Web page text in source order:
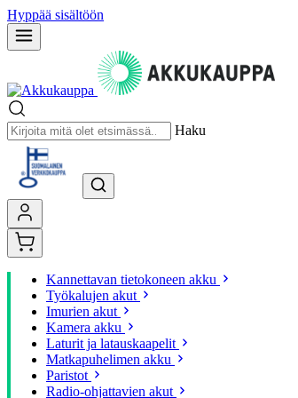
Hyppää sisältöön
Haku
Kannettavan tietokoneen akku
Työkalujen akut
Imurien akut
Kamera akku
Laturit ja latauskaapelit
Matkapuhelimen akku
Paristot
Radio-ohjattavien akut